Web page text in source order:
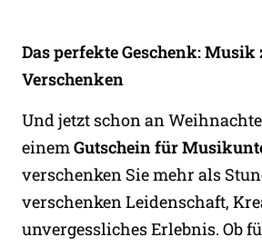
Das perfekte Geschenk: Musik
Verschenken
Und jetzt schon an
einemGutschein für
verschenken Sie mehr als
verschenken Leidenschaft,
unvergessliches Erlebnis. Ob